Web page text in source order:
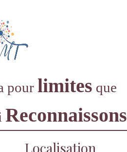
pour limites que
Reconnaissons
Localisation